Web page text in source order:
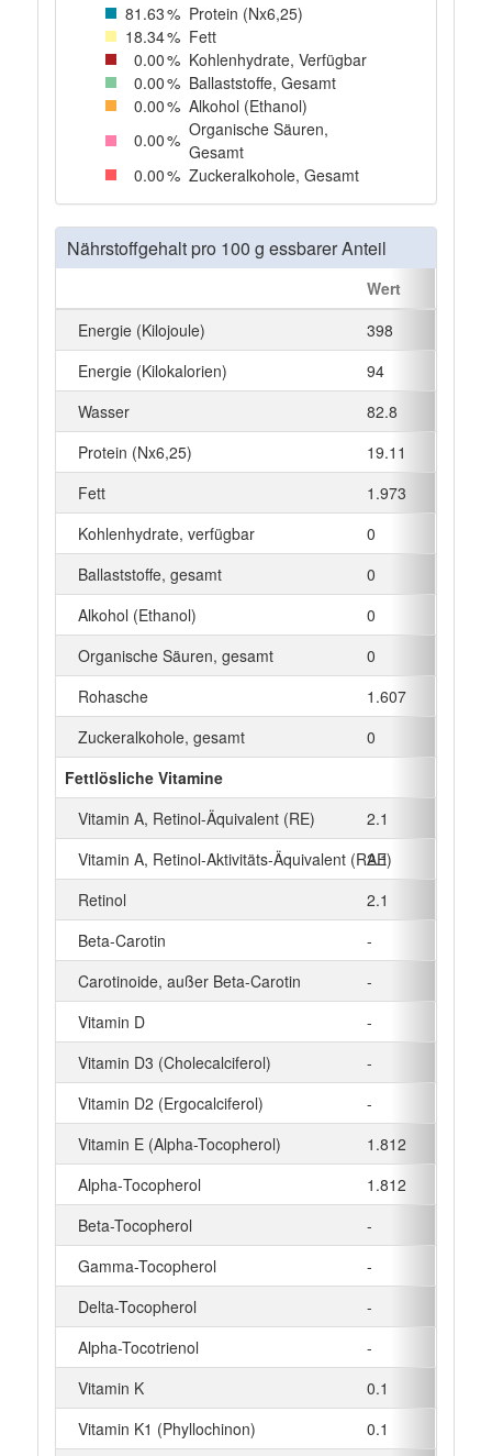
81 .63% Protein (Nx6,25)
18.34% Fett
0.00% Kohlenhydrate, Verfügbar
0.00% Ballaststoffe, Gesamt
0.00% Alkohol (Ethanol)
0.00% Organische Säuren,
Gesamt
0.00% Zuckeralkohole, Gesamt
Nährstoffgehalt pro 100 g essbarer Anteil
Wert
Energie (Kilojoule)
398
Energie (Kilokalorien)
94
Wasser
82.8
Protein (Nx6,25)
19.11
Fett
1.973
Kohlenhydrate, verfügbar
0
Ballaststoffe, gesamt
0
Alkohol (Ethanol)
0
Organische Säuren, gesamt
0
Rohasche
1.607
Zuckeralkohole, gesamt
0
Fettlösliche Vitamine
Vitamin A, Retinol-Äquivalent (RE)
2.1
Vitamin A, Retinol-Aktivitäts-Äquivalent (RAE)
2.1
Retinol
2.1
Beta‑Carotin
-
Carotinoide, außer Beta-Carotin
-
Vitamin D
-
Vitamin D3 (Cholecalciferol)
-
Vitamin D2 (Ergocalciferol)
-
Vitamin E (Alpha-Tocopherol)
1.812
Alpha‑Tocopherol
1.812
Beta-Tocopherol
-
Gamma-Tocopherol
-
Delta-Tocopherol
-
Alpha-Tocotrienol
-
Vitamin K
0.1
Vitamin K1 (Phyllochinon)
0.1